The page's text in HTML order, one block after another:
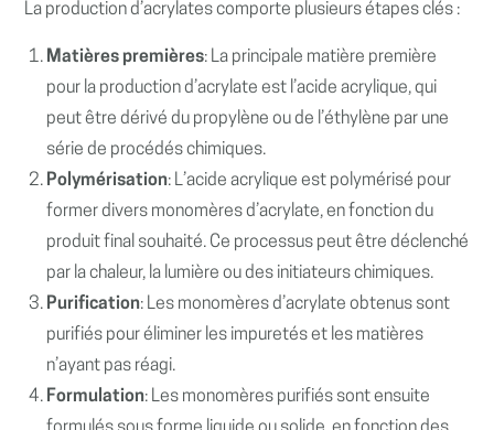
La production d’acrylates comporte plusieurs étapes clés :
Matières premières: La principale matière première
pour la production d’acrylate est l’acide acrylique, qui
peut être dérivé du propylène ou de l’éthylène par une
série de procédés chimiques.
Polymérisation: L’acide acrylique est polymérisé pour
former divers monomères d’acrylate, en fonction du
produit final souhaité. Ce processus peut être déclenché
par la chaleur, la lumière ou des initiateurs chimiques.
Purification: Les monomères d’acrylate obtenus sont
purifiés pour éliminer les impuretés et les matières
n’ayant pas réagi.
Formulation: Les monomères purifiés sont ensuite